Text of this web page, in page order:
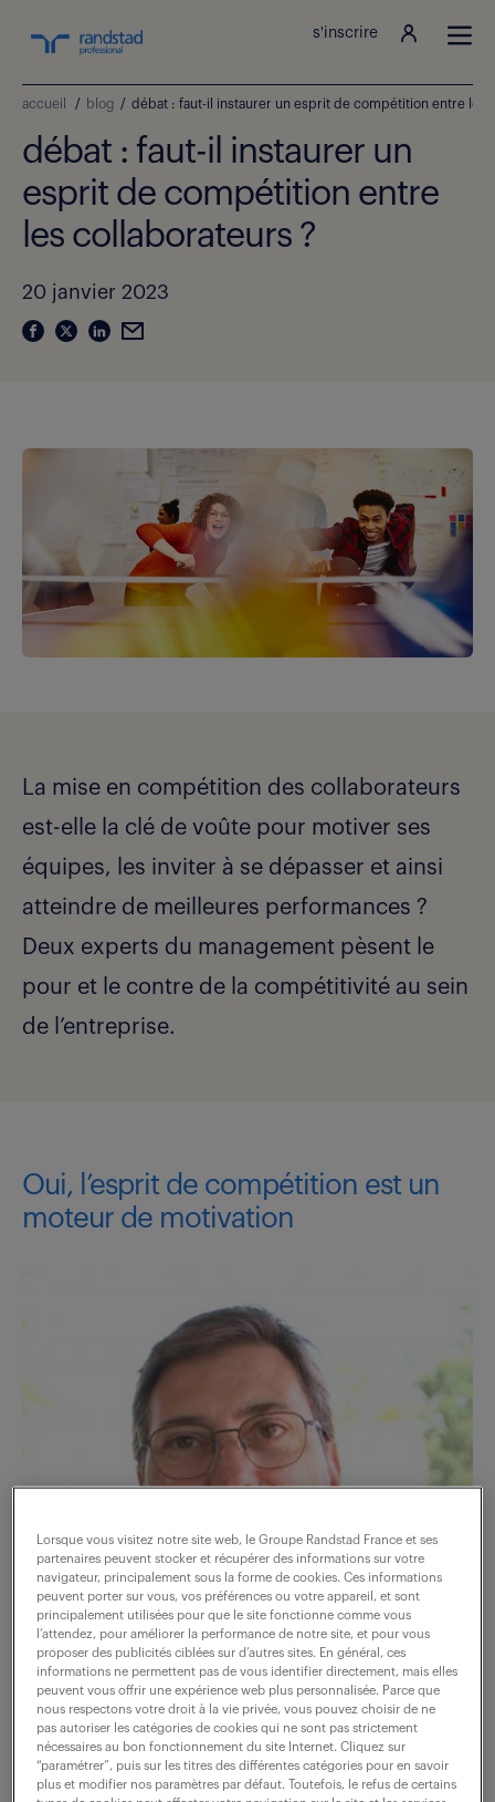
s'inscrire
accueil / blog / débat : faut-il instaurer un esprit de compétition entre les
débat : faut-il instaurer un
esprit de compétition entre
les collaborateurs ?
20 janvier 2023
La mise en compétition des collaborateurs
est-elle la clé de voûte pour motiver ses
équipes, les inviter à se dépasser et ainsi
atteindre de meilleures performances ?
Deux experts du management pèsent le
pour et le contre de la compétitivité au sein
de l’entreprise.
Oui, l’esprit de compétition est un
moteur de motivation
Francis Boyer
Lorsque vous visitez notre site web, le Groupe Randstad France et ses
partenaires peuvent stocker et récupérer des informations sur votre
navigateur, principalement sous la forme de cookies. Ces informations
peuvent porter sur vous, vos préférences ou votre appareil, et sont
principalement utilisées pour que le site fonctionne comme vous
l’attendez, pour améliorer la performance de notre site, et pour vous
proposer des publicités ciblées sur d’autres sites. En général, ces
informations ne permettent pas de vous identifier directement, mais elles
peuvent vous offrir une expérience web plus personnalisée. Parce que
nous respectons votre droit à la vie privée, vous pouvez choisir de ne
pas autoriser les catégories de cookies qui ne sont pas strictement
nécessaires au bon fonctionnement du site Internet. Cliquez sur
“paramétrer”, puis sur les titres des différentes catégories pour en savoir
plus et modifier nos paramètres par défaut. Toutefois, le refus de certains